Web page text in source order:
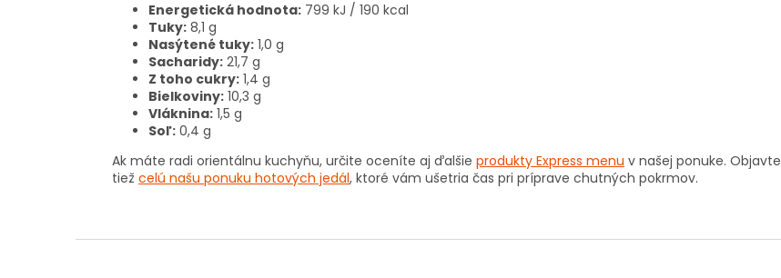
Energetická hodnota: 799 kJ / 190 kcal
Tuky: 8,1 g
Nasýtené tuky: 1,0 g
Sacharidy: 21,7 g
Z toho cukry: 1,4 g
Bielkoviny: 10,3 g
Vláknina: 1,5 g
Soľ: 0,4 g
Ak máte radi orientálnu kuchyňu, určite oceníte aj ďalšie produkty Express menu v našej ponuke. Objavte
tiež celú našu ponuku hotových jedál, ktoré vám ušetria čas pri príprave chutných pokrmov.